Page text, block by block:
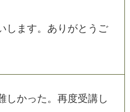
し ま す。 あ り がと う ご
しかった。 再度受講 し